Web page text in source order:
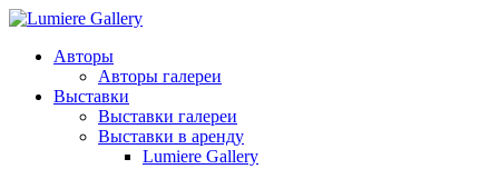
Авторы
Авторы галереи
Выставки
Выставки галереи
Выставки в аренду
Lumiere Gallery